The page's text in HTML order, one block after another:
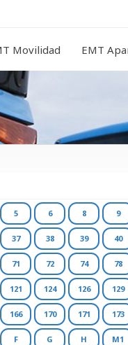
Movilidad EMT
5 6 8 9
37 38 39 40
71 72 74 78
121 124 126 129
166 170 171 173
F G H M1